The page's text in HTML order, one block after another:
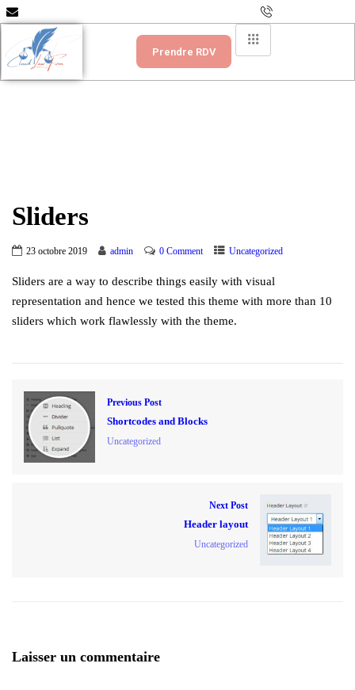
Prendre RDV
Sliders
23 octobre 2019 admin 0 Comment Uncategorized
Sliders are a way to describe things easily with visual
representation and hence we tested this theme with more than 10
sliders which work flawlessly with the theme.
Previous Post
Shortcodes and Blocks
Uncategorized
Next Post
Header layout
Uncategorized
Laisser un commentaire